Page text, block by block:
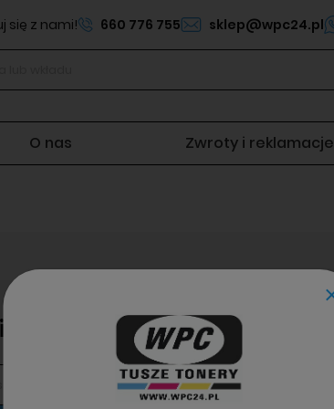
się z nami! 660 776 755 sklep@wpc24.pl
O nas Zwroty i reklamacje
się do newslettera!